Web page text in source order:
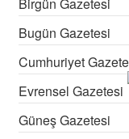
Birgün Gazetesi
Bugün Gazetesi
Cumhuriyet
Evrensel Gazetesi
Güneş Gazetesi